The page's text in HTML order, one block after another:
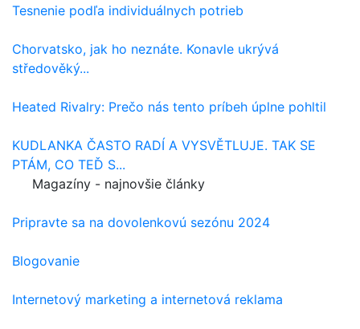
Tesnenie podľa individuálnych potrieb
Chorvatsko, jak ho neznáte. Konavle ukrývá
středověký...
Heated Rivalry: Prečo nás tento príbeh úplne pohltil
KUDLANKA ČASTO RADÍ A VYSVĚTLUJE. TAK SE
PTÁM, CO TEĎ S...
Magazíny - najnovšie články
Pripravte sa na dovolenkovú sezónu 2024
Blogovanie
Internetový marketing a internetová reklama